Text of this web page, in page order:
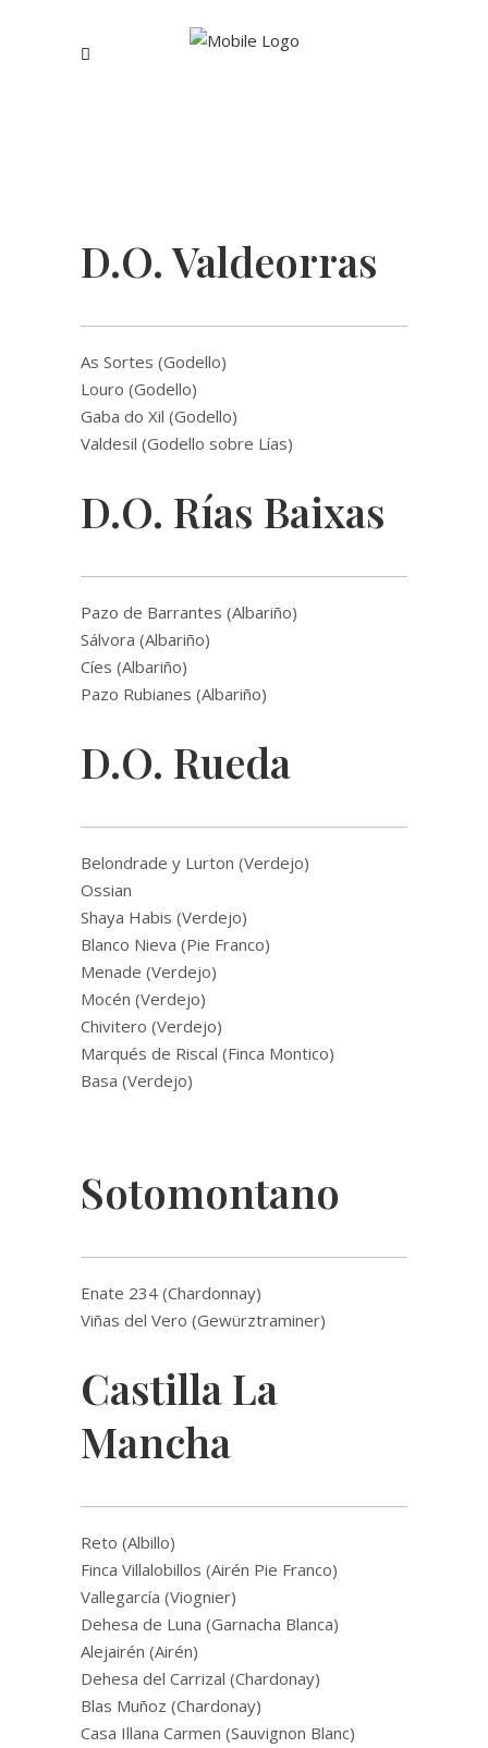
D.O. Valdeorras
As Sortes (Godello)
Louro (Godello)
Gaba do Xil (Godello)
Valdesil (Godello sobre Lías)
D.O. Rías Baixas
Pazo de Barrantes (Albariño)
Sálvora (Albariño)
Cíes (Albariño)
Pazo Rubianes (Albariño)
D.O. Rueda
Belondrade y Lurton (Verdejo)
Ossian
Shaya Habis (Verdejo)
Blanco Nieva (Pie Franco)
Menade (Verdejo)
Mocén (Verdejo)
Chivitero (Verdejo)
Marqués de Riscal (Finca Montico)
Basa (Verdejo)
Sotomontano
Enate 234 (Chardonnay)
Viñas del Vero (Gewürztraminer)
Castilla La
Mancha
Reto (Albillo)
Finca Villalobillos (Airén Pie Franco)
Vallegarcía (Viognier)
Dehesa de Luna (Garnacha Blanca)
Alejairén (Airén)
Dehesa del Carrizal (Chardonay)
Blas Muñoz (Chardonay)
Casa Illana Carmen (Sauvignon Blanc)